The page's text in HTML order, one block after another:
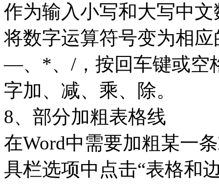
作为输入小写和大写中
将数字运算符号变为相
—、*、/，按回车键或空
字加、减、乘、除。
8、部分加粗表格线
在Word中需要加粗某一
具栏选项中点击“表格和